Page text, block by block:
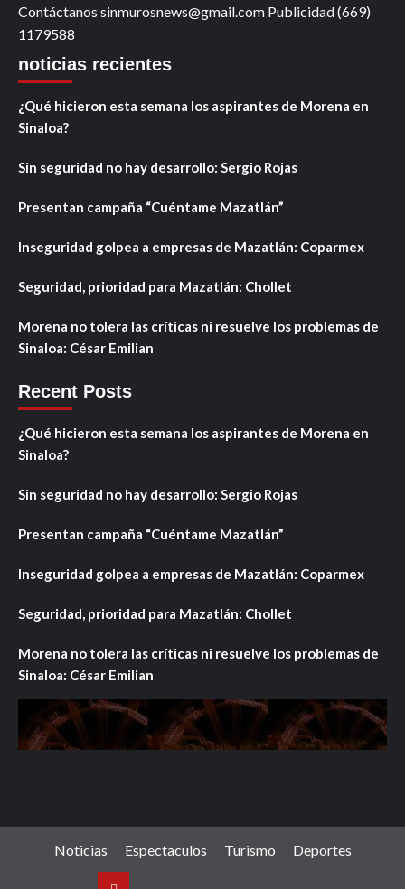
Contáctanos sinmurosnews@gmail.com Publicidad (669)
1179588
noticias recientes
¿Qué hicieron esta semana los aspirantes de Morena en
Sinaloa?
Sin seguridad no hay desarrollo: Sergio Rojas
Presentan campaña “Cuéntame Mazatlán”
Inseguridad golpea a empresas de Mazatlán: Coparmex
Seguridad, prioridad para Mazatlán: Chollet
Morena no tolera las críticas ni resuelve los problemas de
Sinaloa: César Emilian
Recent Posts
¿Qué hicieron esta semana los aspirantes de Morena en
Sinaloa?
Sin seguridad no hay desarrollo: Sergio Rojas
Presentan campaña “Cuéntame Mazatlán”
Inseguridad golpea a empresas de Mazatlán: Coparmex
Seguridad, prioridad para Mazatlán: Chollet
Morena no tolera las críticas ni resuelve los problemas de
Sinaloa: César Emilian
Noticias Espectaculos Turismo Deportes